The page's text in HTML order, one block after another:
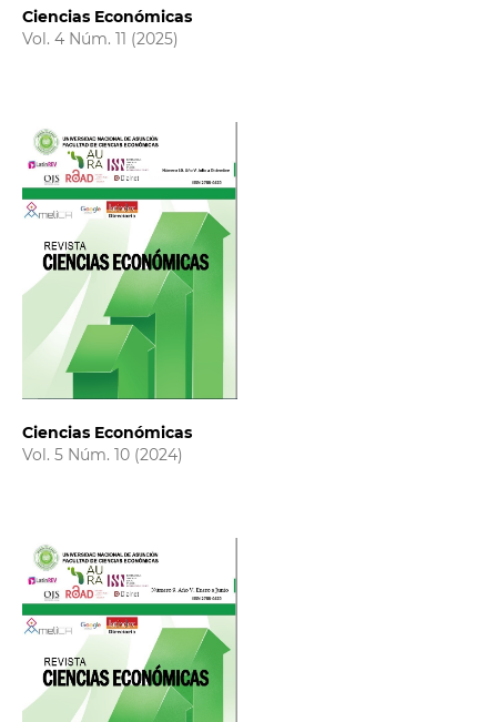
Ciencias Económicas
Vol. 4 Núm. 11 (2025)
Ciencias Económicas
Vol. 5 Núm. 10 (2024)